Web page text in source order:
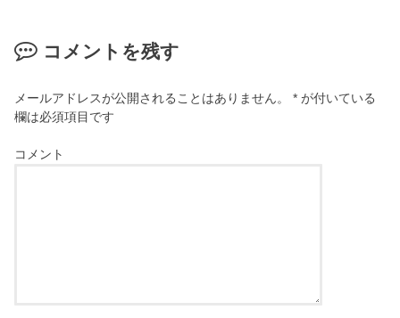
コメントを残す
メールアドレスが公開されることはありません。 * が付いている
欄は必須項目です
コメント